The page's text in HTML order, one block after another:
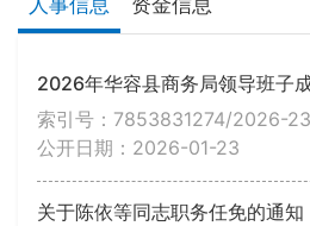
人事信息 资金信息
2026年华容县商务局领导班子
索引号：7853831274/2026-
公开日期：2026-01-23
关于陈依等同志职务任免的通知